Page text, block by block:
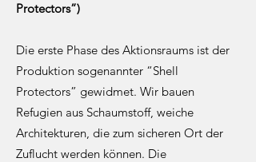
Protectors”)
Die erste Phase des Aktionsraums ist der
Produktion sogenannter “Shell
Protectors” gewidmet. Wir bauen
Refugien aus Schaumstoff, weiche
Architekturen, die zum sicheren Ort der
Zuflucht werden können. Die